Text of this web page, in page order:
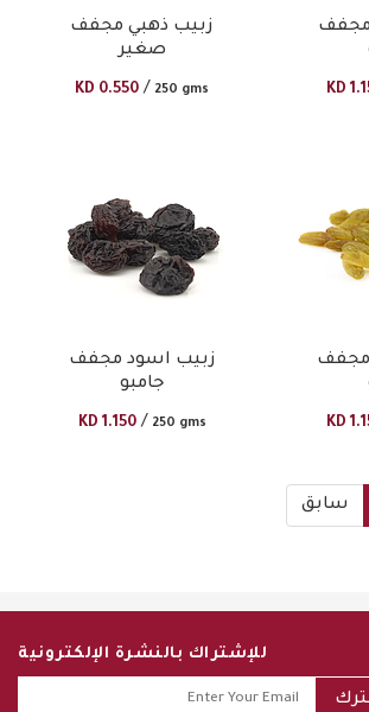
زبيب ذهبي مجفف
صغير
KD 0.550 / 250 gms
مجفف
KD
زبيب اسود مجفف
جامبو
KD 1.150 / 250 gms
مجفف
KD
سابق
للإشتراك بالنشرة الإلكترونية